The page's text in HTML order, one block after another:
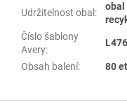
Udržitelnost obal :
obal
Číslo šablony
Avery:
Obsah balení: 80